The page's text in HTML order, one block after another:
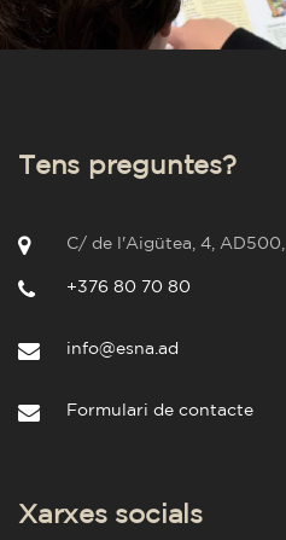
Tens preguntes?
C/ de l'Aigütea, 4,
+376 80 70 80
info@esna.ad
Formulari de contacte
Xarxes socials